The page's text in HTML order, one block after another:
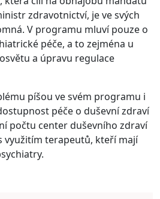
zdravotnictví, je ve svých
V programu mluví pouze o
péče, a to zejména u
a úpravu regulace
píšou ve svém programu i
péče o duševní zdraví
počtu center duševního zdraví
využitím terapeutů, kteří mají